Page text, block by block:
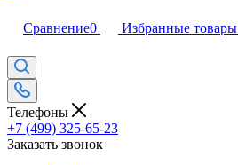
Сравнение0 Избранные товары
Телефоны
+7 (499) 325-65-23
Заказать звонок